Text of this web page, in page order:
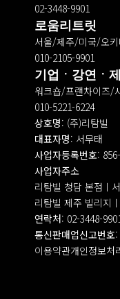
02-3448-9901
로움리트릿
서울/제주/미국/오
010-2105-9901
기업ㆍ강연ㆍ
워크숍/프랜차이즈/
010-5221-6224
상호명: (주)리탐빌
대표자명: 서무태
사업자등록번호:
사업자주소
리탐빌 청담 본점ㅣ
리탐빌 제주 빌리지
연락처: 02-3448-
통신판매업신고번호
이용약관개인정보처